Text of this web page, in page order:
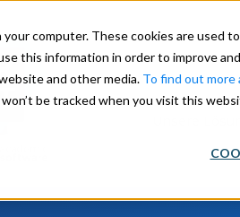
computer. These cookies are
this information in order to improve
and other media. To find out more
be tracked when you visit this